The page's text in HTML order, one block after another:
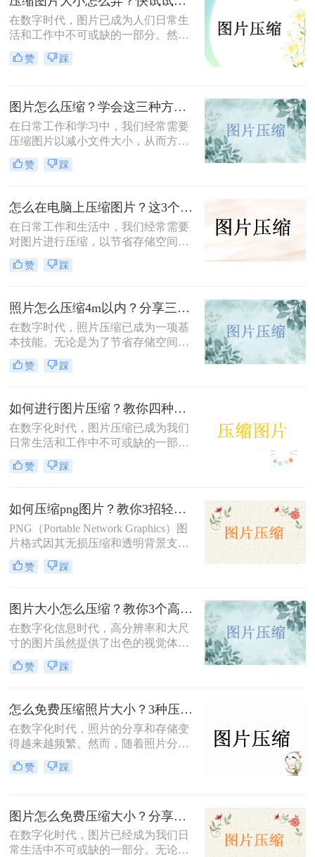
在数字时代，图片已成为人们日常生
活和工作中不可或缺的一部分。然
而，有时我们遇到的图片文件过大，
不仅占用存储空间，还影响上传和分
方法，帮助用户轻松解决图片大小问
题。
赞 踩
图片怎么压缩？学会这三种方法轻松完成压缩！
在日常工作和学习中，我们经常需要
压缩图片以减小文件大小，从而方便
上传、分享或存储。那么图片怎么压
缩呢？本文将介绍三种常用的图片压
赞 踩
怎么在电脑上压缩图片？这3个压缩方法分享！
在日常工作和生活中，我们经常需要
对图片进行压缩，以节省存储空间或
加快图片上传速度。那么怎么在电脑
上压缩图片呢？本文将介绍三种在电
赞 踩
照片怎么压缩4m以内？分享三种实用压缩方法！
在数字时代，照片压缩已成为一项基
本技能。无论是为了节省存储空间，
还是为了加快网页加载速度，将照片
压缩到指定大小都是非常有必要的。
介绍三种常用的照片压缩方法。
赞 踩
如何进行图片压缩？教你四种实用方法！
在数字化时代，图片压缩已成为我们
日常生活和工作中不可或缺的一部
分。无论是为了节省存储空间，还是
为了加快图片在网络上的传输速度，
进行图片压缩呢？本文将为您介绍四
种实用的图片压缩方法。
赞 踩
如何压缩png图片？教你3招轻松压缩！
PNG（Portable Network Graphics）图
片格式因其无损压缩和透明背景支持
而广受欢迎，但有时候文件大小可能
会过大，影响网页加载速度或文件传
本文将介绍三种压缩PNG图片的方
法，旨在帮助你在保持图像质量的前
提下减小文件大小。
赞 踩
图片大小怎么压缩？教你3个高效压缩方法！
在数字化信息时代，高分辨率和大尺
寸的图片虽然提供了出色的视觉体
验，但也带来了存储空间占用过多、
网页加载速度慢以及文件传输效率低
图片大小压缩的方法变得尤为重要。
那么图片大小怎么压缩呢？本文将介
绍三种实用且高效的图片压缩方法。
赞 踩
怎么免费压缩照片大小？3种压缩方法推荐！
在数字化时代，照片的分享和存储变
得越来越频繁。然而，随着照片分辨
率的提高，文件大小也随之增加，这
不仅占据了大量存储空间，还在上传
能节省存储空间又能保证照片质量，
成为了一项重要的技能。本文将介绍
三种实用且高效的免费照片压缩方
赞 踩
图片怎么免费压缩大小？分享三种高效压缩方法！
在数字化时代，图片已经成为我们日
常生活中不可或缺的一部分。无论是